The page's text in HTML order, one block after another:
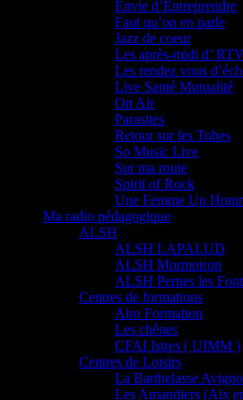
Envie d’Entreprendre
Faut qu’on en parle
Jazz de coeur
Les après-midi d’
Les rendez vous
Live Santé Mutualité
On Air
Parasites
Retour sur les Tubes
So Music Live
Sur ma route
Spirit of Rock
Une Femme Un
Ma radio pédagogique
ALSH
ALSH LAPALUD
ALSH Mormoiron
ALSH Pernes les
Centres de formations
Airo Formation
Les chênes
CFAI Istres ( UIMM )
Centres de Loisirs
La Barthelasse
Les Amandiers (Aix